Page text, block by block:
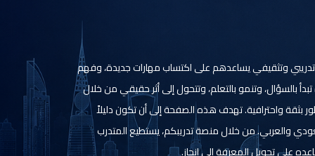
تدريبي وتثقيفي يساعدهم على اكتساب مهارات جديدة، وفهم
بالسؤال، وتنمو بالتعلم، وتتحول إلى أثر حقيقي من خلال
بثقة واحترافية. تهدف هذه الصفحة إلى أن تكون دليلاً
والعربي. من خلال منصة تدريبكم، يستطيع المتدرب
على تحويل المعرفة إلى إنجاز.